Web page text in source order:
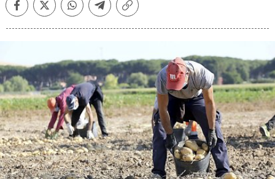
FacebookTwitterWhatsappTelegramCopiar